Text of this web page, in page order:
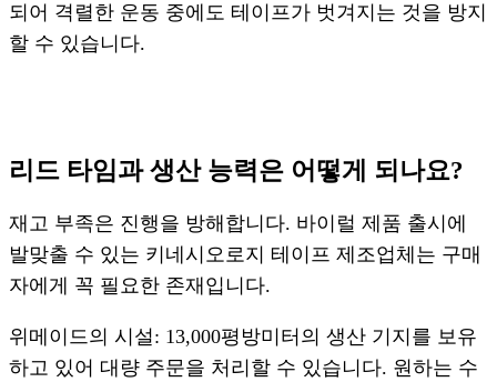
되어 격렬한 운동 중에도 테이프가 벗겨지는 것을 방지
할 수 있습니다.
리드 타임과 생산 능력은 어떻게 되나요?
재고 부족은 진행을 방해합니다. 바이럴 제품 출시에
발맞출 수 있는 키네시오로지 테이프 제조업체는 구매
자에게 꼭 필요한 존재입니다.
위메이드의 시설: 13,000평방미터의 생산 기지를 보유
하고 있어 대량 주문을 처리할 수 있습니다. 원하는 수